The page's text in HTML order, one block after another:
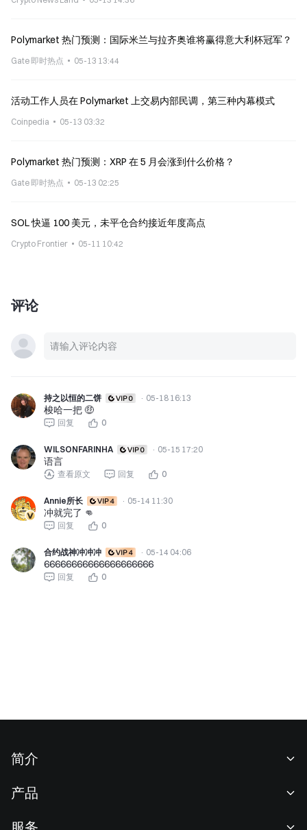
Polymarket 热门预测：国际米兰与拉齐奥谁将赢得意大利杯冠军？
Gate 即时热点 05-13 13:44
活动工作人员在 Polymarket 上交易内部民调，第三种内幕模式
Coinpedia 05-13 03:32
Polymarket 热门预测：XRP 在 5 月会涨到什么价格？
Gate 即时热点 05-13 02:25
SOL 快逼 100 美元，未平仓合约接近年度高点
Crypto Frontier 05-11 10:42
评论
持之以恒的二饼 · 05-18 16:13
梭哈一把 🤑
回复 0
WILSONFARINHA · 05-15 17:20
语言
查看原文 回复 0
Annie所长 · 05-14 11:30
冲就完了 👊
回复 0
合约战神冲冲冲 · 05-14 04:06
66666666666666666666
回复 0
简介
产品